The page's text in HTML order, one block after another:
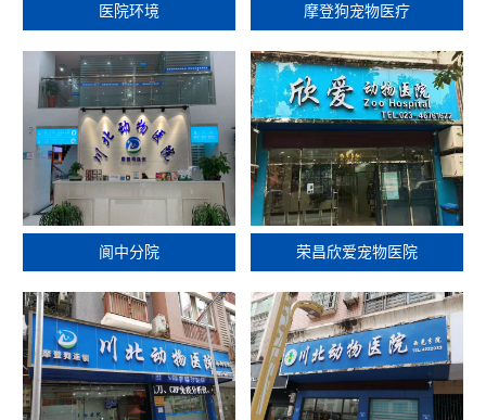
医院环境 摩登狗宠物医疗
阆中分院 荣昌欣爱宠物医院